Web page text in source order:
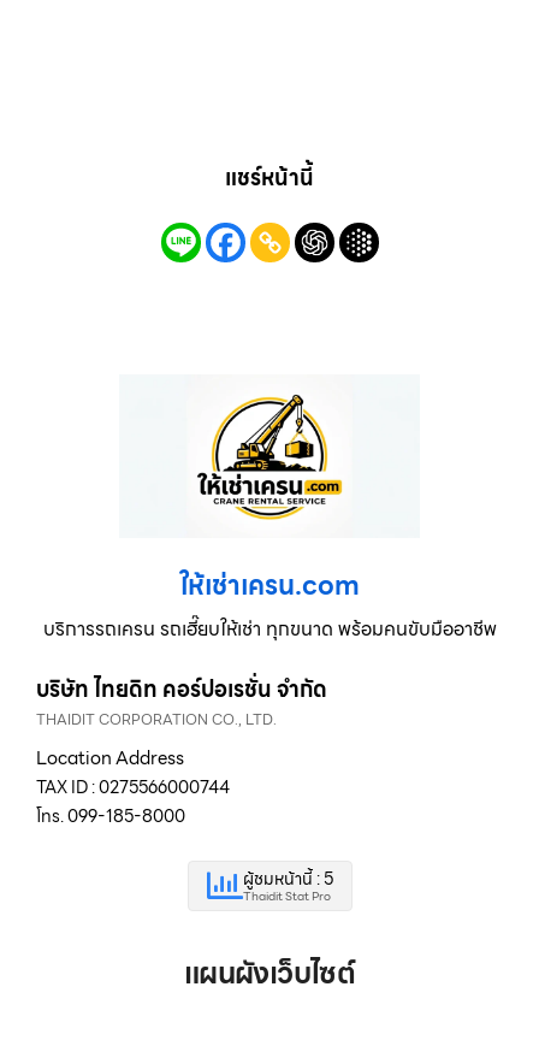
แชร์หน้านี้
ให้เช่าเครน.com
บริการรถเครน รถเฮี๊ยบให้เช่า ทุกขนาด พร้อมคนขับมืออาชีพ
บริษัท ไทยดิท คอร์ปอเรชั่น จำกัด
THAIDIT CORPORATION CO., LTD.
Location Address
TAX ID : 0275566000744
โทร. 099-185-8000
ผู้ชมหน้านี้ : 5
Thaidit Stat Pro
แผนผังเว็บไซต์